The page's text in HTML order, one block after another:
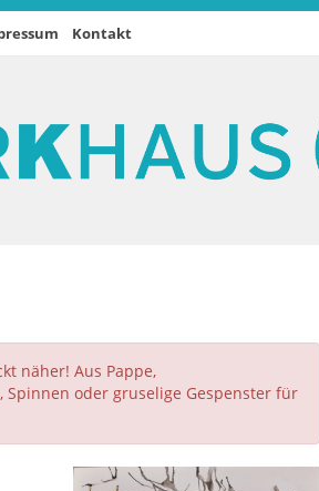
Kontakt
näher! Aus Pappe,
oder gruselige Gespenster für